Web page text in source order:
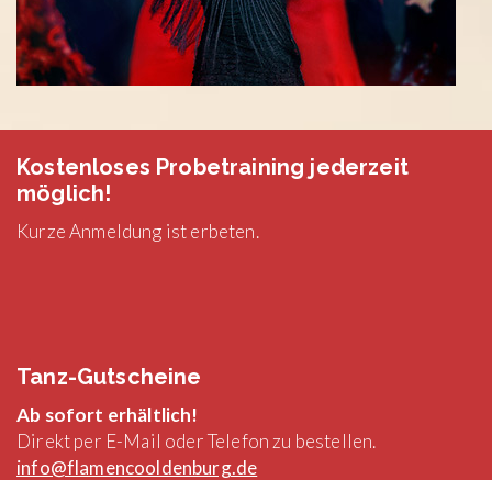
Kostenloses Probetraining jederzeit
möglich!
Kurze Anmeldung ist erbeten.
Tanz-Gutscheine
Ab sofort erhältlich!
Direkt per E-Mail oder Telefon zu bestellen.
info@flamencooldenburg.de